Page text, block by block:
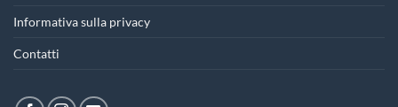
Informativa sulla privacy
Contatti